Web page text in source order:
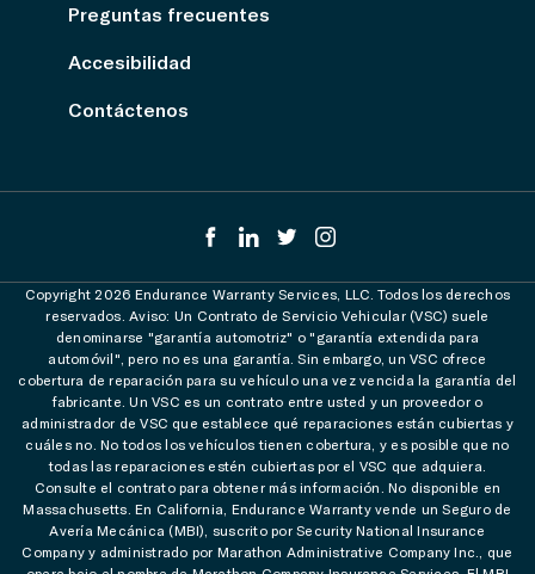
Preguntas frecuentes
Accesibilidad
Contáctenos
Copyright 2026 Endurance Warranty Services, LLC. Todos los derechos
reservados. Aviso: Un Contrato de Servicio Vehicular (VSC) suele
denominarse "garantía automotriz" o "garantía extendida para
automóvil", pero no es una garantía. Sin embargo, un VSC ofrece
cobertura de reparación para su vehículo una vez vencida la garantía del
fabricante. Un VSC es un contrato entre usted y un proveedor o
administrador de VSC que establece qué reparaciones están cubiertas y
cuáles no. No todos los vehículos tienen cobertura, y es posible que no
todas las reparaciones estén cubiertas por el VSC que adquiera.
Consulte el contrato para obtener más información. No disponible en
Massachusetts. En California, Endurance Warranty vende un Seguro de
Avería Mecánica (MBI), suscrito por Security National Insurance
Company y administrado por Marathon Administrative Company Inc., que